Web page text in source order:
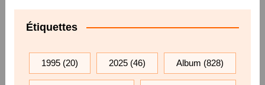
Étiquettes
1995(20) 2025 (46) Album (828)